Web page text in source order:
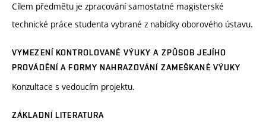
Cílem předmětu je zpracování samostatné magisterské
technické práce studenta vybrané z nabídky oborového ústavu.
VYMEZENÍ KONTROLOVANÉ VÝUKY A ZPŮSOB JEJÍHO
PROVÁDĚNÍ A FORMY NAHRAZOVÁNÍ ZAMEŠKANÉ VÝUKY
Konzultace s vedoucím projektu.
ZÁKLADNÍ LITERATURA